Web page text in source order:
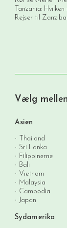
Tanzania:
Rejser til
Vælg
Asien
Thailand
Sri Lanka
Filippinerne
Bali
Vietnam
Malaysia
Cambodia
Japan
Sydamerika